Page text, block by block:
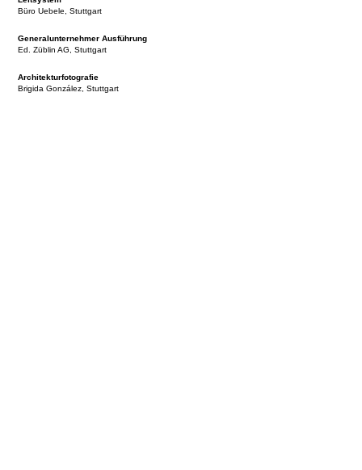
Büro Uebele, Stuttgart
Generalunternehmer Ausführung
Ed. Züblin AG, Stuttgart
Architekturfotografie
Brigida González, Stuttgart